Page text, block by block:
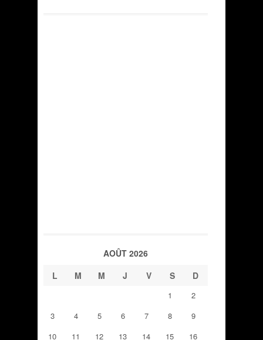
AOÛT 2026
L
M M J V S D
1
2
3
4 5 6 7 8
9
10
11 12 13 14 15
16